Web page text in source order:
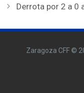
Derrota por 2 a 0
Zaragoza CFF ©